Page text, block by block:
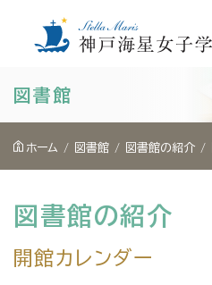
図書館
ホーム 図書館 図書館の紹介
図書館の紹介
開館カレンダー